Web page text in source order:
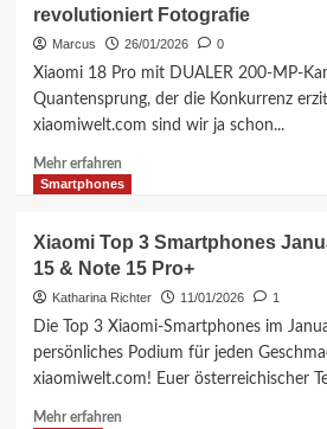
revolutioniert Fotografie
Marcus 26/01/2026 0
Xiaomi 18 Pro mit DUALER 200-MP-
Quantensprung, der die Konkurrenz
xiaomiwelt.com sind wir ja schon...
Mehr erfahrenMehr
Informationen
18
Pro:
Doppel-
200-
Kamera
revolutioniert
Smartphones
Xiaomi Top 3 Smartphones
15 & Note 15 Pro+
Katharina Richter 11/01/2026 1
Die Top 3 Xiaomi-Smartphones im
persönliches Podium für jeden
xiaomiwelt.com! Euer österreichischer
Mehr erfahrenMehr